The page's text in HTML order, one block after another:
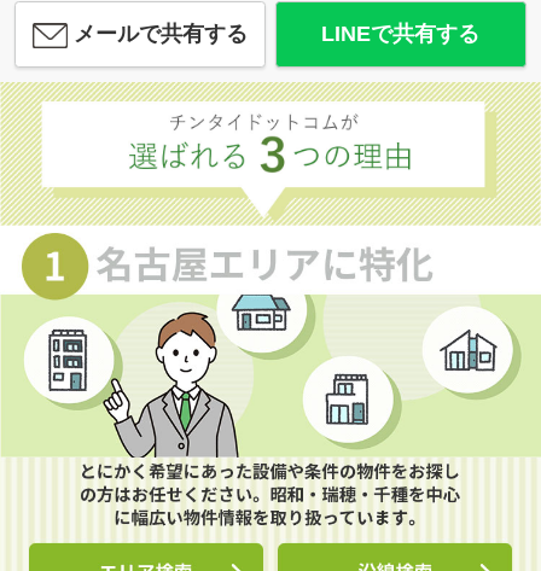
メールで共有する LINEで共有する